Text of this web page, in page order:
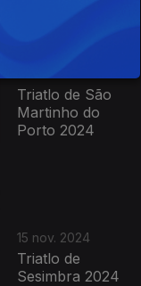
Triatlo de São
Martinho do
Porto 2024
15 nov. 2024
Triatlo de
Sesimbra 2024